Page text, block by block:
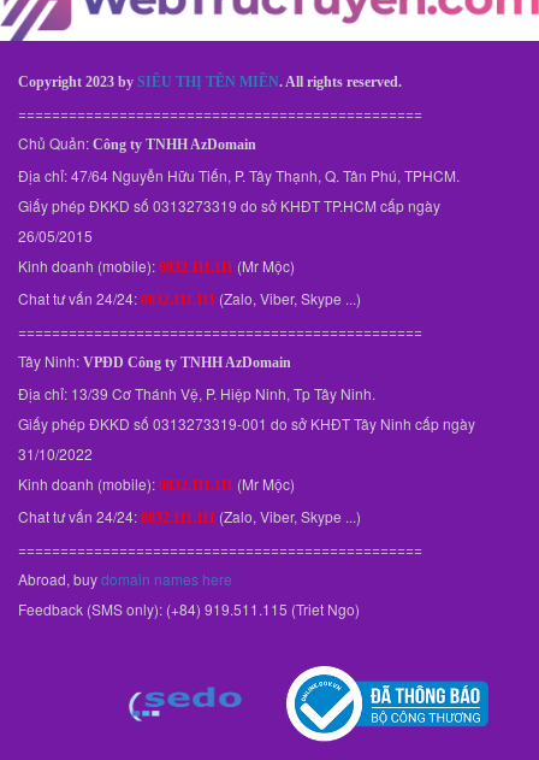
Copyright 2023 by SIÊU THỊ TÊN MIỀN. All rights reserved.
================================================
Chủ Quản: Công ty TNHH AzDomain
Địa chỉ: 47/64 Nguyễn Hữu Tiến, P. Tây Thạnh, Q. Tân Phú, TPHCM.
Giấy phép ĐKKD số 0313273319 do sở KHĐT TP.HCM cấp ngày
26/05/2015
Kinh doanh (mobile): 0832.111.111 (Mr Mộc)
Chat tư vấn 24/24: 0832.111.111 (Zalo, Viber, Skype ...)
================================================
Tây Ninh: VPĐD Công ty TNHH AzDomain
Địa chỉ: 13/39 Cơ Thánh Vệ, P. Hiệp Ninh, Tp Tây Ninh.
Giấy phép ĐKKD số 0313273319-001 do sở KHĐT Tây Ninh cấp ngày
31/10/2022
Kinh doanh (mobile): 0832.111.111 (Mr Mộc)
Chat tư vấn 24/24: 0832.111.111 (Zalo, Viber, Skype ...)
================================================
Abroad, buydomain names here
Feedback (SMS only): (+84) 919.511.115 (Triet Ngo)